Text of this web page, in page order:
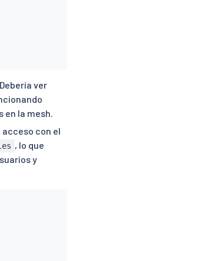
ver
la mesh.
con el
, lo que
y